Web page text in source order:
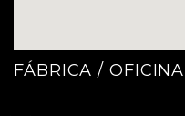
FÁBRICA / OFICINA